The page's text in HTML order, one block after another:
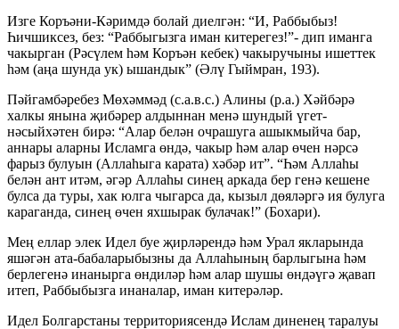
Изге Коръәни-Кәримдә болай диелгән: “И, Раббыбыз!
Һичшиксез, без: “Раббыгызга иман китерегез!”- дип иманга
чакырган (Рәсүлем һәм Коръән кебек) чакыручыны ишеттек
һәм (аңа шунда ук) ышандык” (Әлү Гыймран, 193).
Пәйгамбәребез Мөхәммәд (с.а.в.с.) Алины (р.а.) Хәйбәрә
халкы янына җибәрер алдыннан менә шундый үгет-
нәсыйхәтен бирә: “Алар белән очрашуга ашыкмыйча бар,
аннары аларны Исламга өндә, чакыр һәм алар өчен нәрсә
фарыз булуын (Аллаһыга карата) хәбәр ит”. “Һәм Аллаһы
белән ант итәм, әгәр Аллаһы синең аркада бер генә кешене
булса да туры, хак юлга чыгарса да, кызыл дөяләргә ия булуга
караганда, синең өчен яхшырак булачак!” (Бохари).
Мең еллар элек Идел буе җирләрендә һәм Урал якларында
яшәгән ата-бабаларыбызны да Аллаһының барлыгына һәм
берлегенә инанырга өндиләр һәм алар шушы өндәүгә җавап
итеп, Раббыбызга инаналар, иман китерәләр.
Идел Болгарстаны территориясендә Ислам диненең таралуы